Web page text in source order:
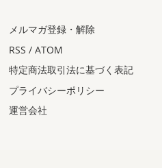
メルマガ登録・解除
RSS / ATOM
特定商法取引法に基づく表記
プライバシーポリシー
運営会社